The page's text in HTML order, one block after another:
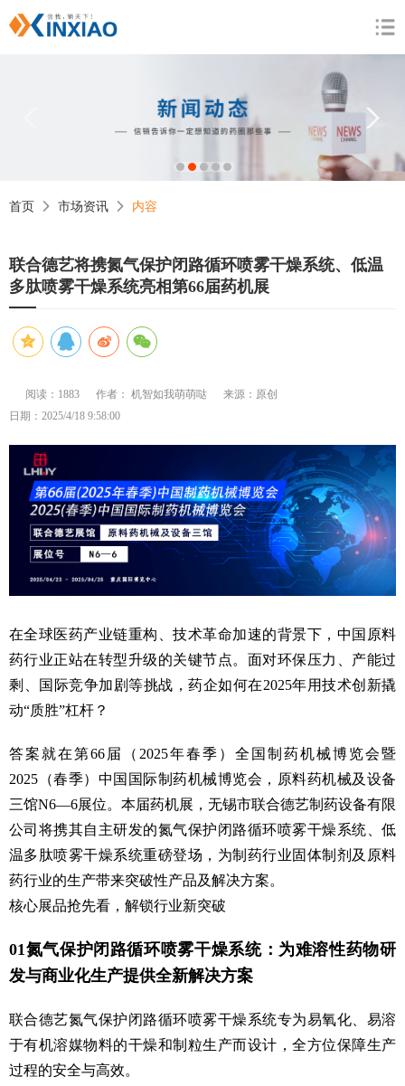
1 2 3 4 5
首页 市场资讯 内容
联合德艺将携氮气保护闭路循环喷雾干燥系统、低温
多肽喷雾干燥系统亮相第66届药机展
阅读：1883 作者： 机智如我萌萌哒
来源：原创
日期：2025/4/18 9:58:00
在全球医药产业链重构、技术革命加速的背景下，中国原料
药行业正站在转型升级的关键节点。面对环保压力、产能过
剩、国际竞争加剧等挑战，药企如何在2025年用技术创新撬
动“质胜”杠杆？
答案就在第66届（2025年春季）全国制药机械博览会暨
2025（春季）中国国际制药机械博览会，原料药机械及设备
三馆N6—6展位。本届药机展，无锡市联合德艺制药设备有限
公司将携其自主研发的氮气保护闭路循环喷雾干燥系统、低
温多肽喷雾干燥系统重磅登场，为制药行业固体制剂及原料
药行业的生产带来突破性产品及解决方案。
核心展品抢先看，解锁行业新突破
01氮气保护闭路循环喷雾干燥系统：为难溶性药物研
发与商业化生产提供全新解决方案
联合德艺氮气保护闭路循环喷雾干燥系统专为易氧化、易溶
于有机溶媒物料的干燥和制粒生产而设计，全方位保障生产
过程的安全与高效。